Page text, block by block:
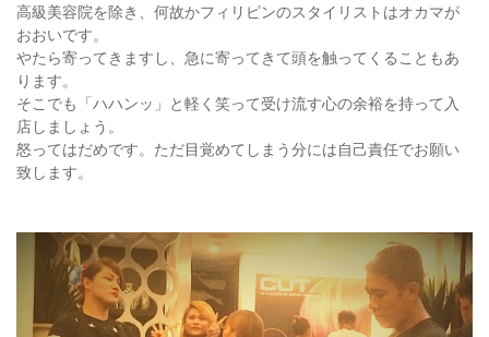
高級美容院を除き、何故かフィリピンのスタイリストはオカマが
おおいです。
やたら寄ってきますし、急に寄ってきて頭を触ってくることもあ
ります。
そこでも「ハハンッ」と軽く笑って受け流す心の余裕を持って入
店しましょう。
怒ってはだめです。ただ目覚めてしまう分には自己責任でお願い
致します。